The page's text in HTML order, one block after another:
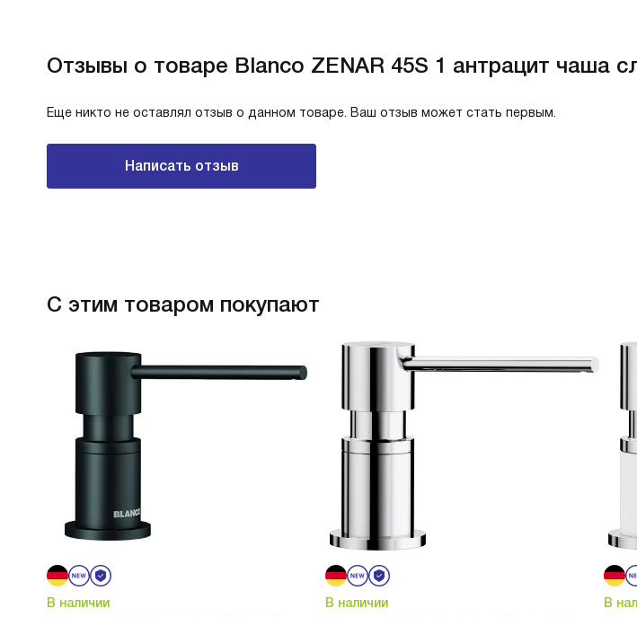
Отзывы о товаре Blanco ZENAR 45S 1 антрацит чаша
Еще никто не оставлял отзыв о данном товаре. Ваш отзыв может стать первым.
Написать отзыв
С этим товаром покупают
В наличии
В наличии
В